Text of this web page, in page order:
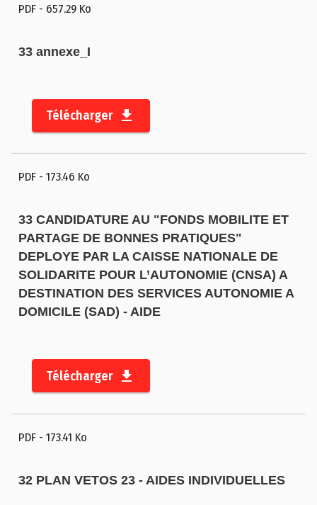
PDF - 657.29 Ko
33 annexe_I
Télécharger
PDF - 173.46 Ko
33 CANDIDATURE AU "FONDS MOBILITE ET
PARTAGE DE BONNES PRATIQUES"
DEPLOYE PAR LA CAISSE NATIONALE DE
SOLIDARITE POUR L’AUTONOMIE (CNSA) A
DESTINATION DES SERVICES AUTONOMIE A
DOMICILE (SAD) - AIDE
Télécharger
PDF - 173.41 Ko
32 PLAN VETOS 23 - AIDES INDIVIDUELLES